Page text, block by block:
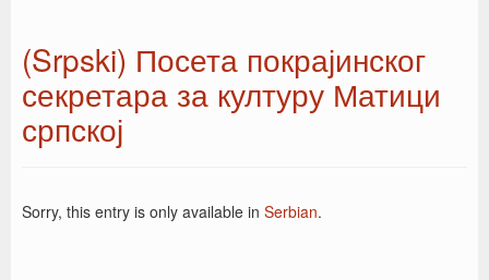
(Srpski) Посета покрајинског
секретара за културу Матици
српској
Sorry, this entry is only available in Serbian.